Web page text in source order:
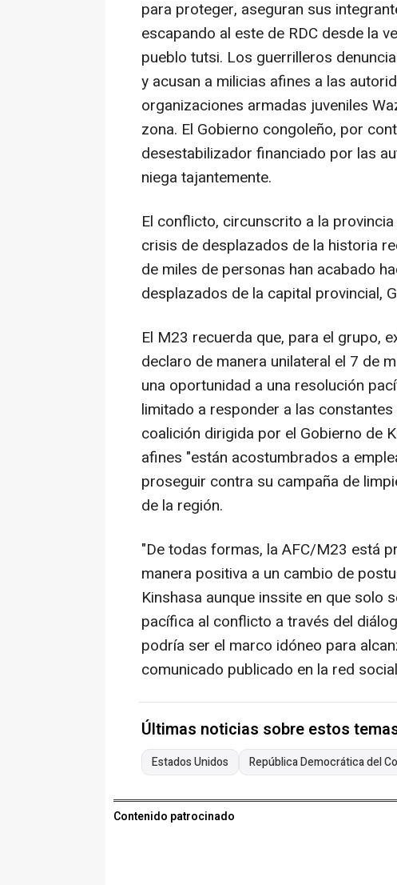
para proteger, aseguran sus
escapando al este de RDC desde la
pueblo tutsi. Los guerrilleros
y acusan a milicias afines a las
organizaciones armadas juveniles
zona. El Gobierno congoleño, por
desestabilizador financiado por las
niega tajantemente.
El conflicto, circunscrito a la
crisis de desplazados de la historia
de miles de personas han acabado
desplazados de la capital provincial,
El M23 recuerda que, para el grupo,
declaro de manera unilateral el 7 de
una oportunidad a una resolución
limitado a responder a las
coalición dirigida por el Gobierno de
afines "están acostumbrados a
proseguir contra su campaña de
de la región.
"De todas formas, la AFC/M23 está
manera positiva a un cambio de
Kinshasa aunque inssite en que solo
pacífica al conflicto a través del
podría ser el marco idóneo para
comunicado publicado en la red
Últimas noticias sobre estos
Estados Unidos República Democrática del
Contenido patrocinado